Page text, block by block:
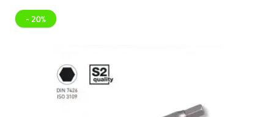
- 20%